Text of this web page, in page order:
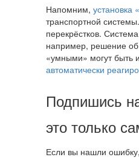
Напомним,установка
транспортной
перекрёстков.
например, решение об
«умными» могут быть
автоматически
Подпишись
это только
Если вы нашли